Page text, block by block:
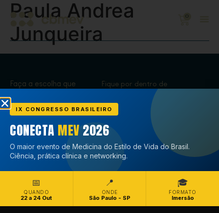
0
Paula Andrea
Junqueira
Faça a escolha que
transforma,
Associe-se
Associe-se
Fique por dentro de
tudo que acontece
no CBMEV
IX CONGRESSO BRASILEIRO
CONECTA MEV 2026
O maior evento de Medicina do Estilo de Vida do Brasil.
Ciência, prática clínica e networking.
📅
QUANDO
22 a 24 Out
📍
ONDE
São Paulo - SP
🎓
FORMATO
Imersão